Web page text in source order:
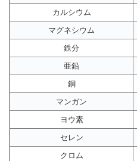
カルシウム
マグネシウム
鉄分
亜鉛
銅
マンガン
ヨウ素
セレン
クロム